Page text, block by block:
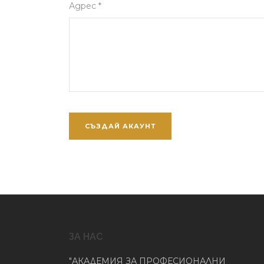
Адрес *
ЗА НАС
"АКАДЕМИЯ ЗА ПРОФЕСИОНАЛНИ